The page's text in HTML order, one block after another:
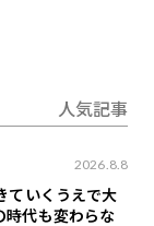
人気記事
2026.8.8
ていくうえで大
時代も変わらな